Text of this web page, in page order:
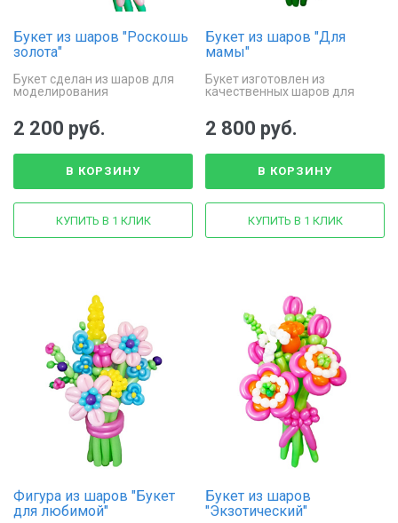
Букет из шаров "Роскошь
золота"
Букет сделан из шаров для
моделирования
2 200 руб.
В КОРЗИНУ
КУПИТЬ В 1 КЛИК
Букет из шаров "Для
мамы"
Букет изготовлен из
качественных шаров для
2 800 руб.
В КОРЗИНУ
КУПИТЬ В 1 КЛИК
Фигура из шаров "Букет
для любимой"
Букет из шаров
"Экзотический"